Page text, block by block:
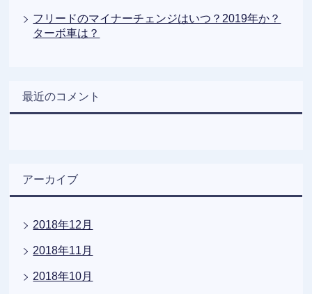
フリードのマイナーチェンジはいつ？2019年か？
ターボ車は？
最近のコメント
アーカイブ
2018年12月
2018年11月
2018年10月